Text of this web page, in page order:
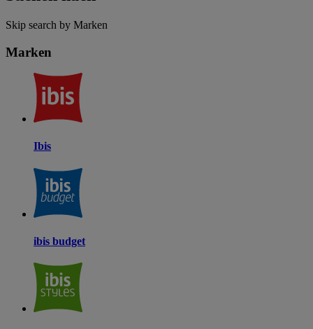
Skip search by Marken
Marken
Ibis
ibis budget